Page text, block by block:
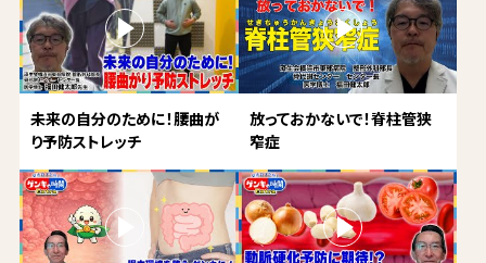
未来の自分のために！腰曲が
り予防ストレッチ
放っておかないで！脊柱管狭
窄症